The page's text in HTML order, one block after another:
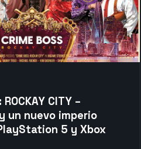
ROCKAY CITY –
un nuevo imperio
5 y Xbox